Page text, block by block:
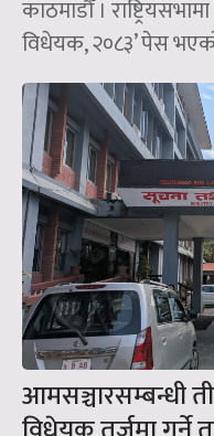
काठमाडौँ ।
विधेयक, २०८३’ पेस
आमसञ्चारसम्बन्धी